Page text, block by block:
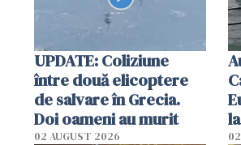
UPDATE: Coliziune
între două elicoptere
de salvare în Grecia.
Doi oameni au murit
02 AUGUST 2026